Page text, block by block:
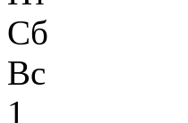
Сб
Вс
1